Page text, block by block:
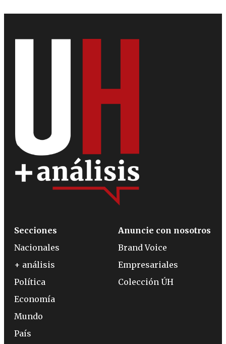
Secciones
Nacionales
+ análisis
Política
Economía
Mundo
País
Anuncie con nosotros
Brand Voice
Empresariales
Colección ÚH